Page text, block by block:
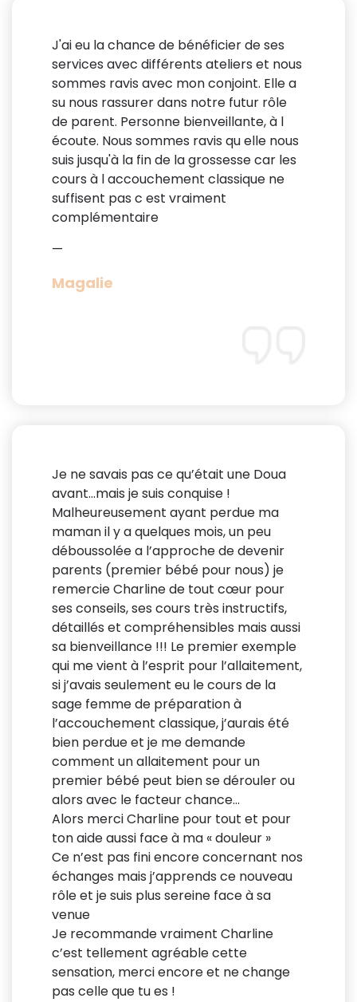
J'ai eu la chance de bénéficier de ses
services avec différents ateliers et nous
sommes ravis avec mon conjoint. Elle a
su nous rassurer dans notre futur rôle
de parent. Personne bienveillante, à l
écoute. Nous sommes ravis qu elle nous
suis jusqu'à la fin de la grossesse car les
cours à l accouchement classique ne
suffisent pas c est vraiment
complémentaire
—
Magalie
Je ne savais pas ce qu’était une Doua
avant…mais je suis conquise !
Malheureusement ayant perdue ma
maman il y a quelques mois, un peu
déboussolée a l’approche de devenir
parents (premier bébé pour nous) je
remercie Charline de tout cœur pour
ses conseils, ses cours très instructifs,
détaillés et compréhensibles mais aussi
sa bienveillance !!! Le premier exemple
qui me vient à l’esprit pour l’allaitement,
si j’avais seulement eu le cours de la
sage femme de préparation à
l’accouchement classique, j’aurais été
bien perdue et je me demande
comment un allaitement pour un
premier bébé peut bien se dérouler ou
alors avec le facteur chance…
Alors merci Charline pour tout et pour
ton aide aussi face à ma « douleur »
Ce n’est pas fini encore concernant nos
échanges mais j’apprends ce nouveau
rôle et je suis plus sereine face à sa
venue
Je recommande vraiment Charline
c’est tellement agréable cette
sensation, merci encore et ne change
pas celle que tu es !